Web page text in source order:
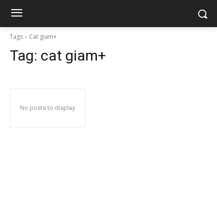
Tags Cat giam+
Tag: cat giam+
No posts to display